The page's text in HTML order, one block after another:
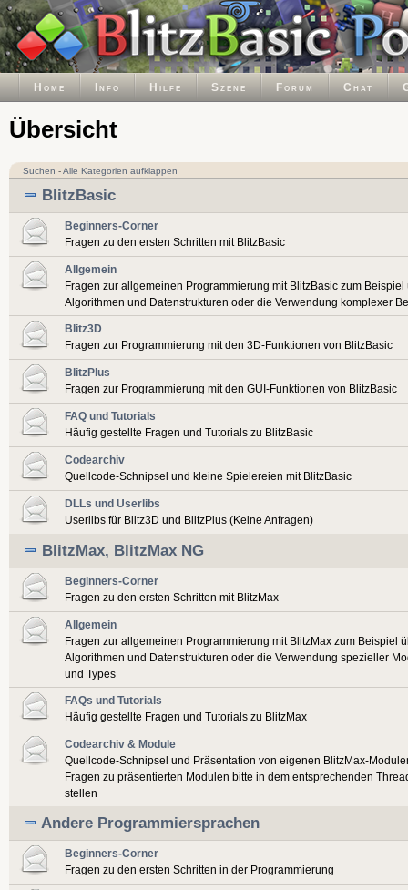
Home Info Hilfe Szene Forum Chat
Übersicht
Suchen -Alle Kategorien aufklappen
BlitzBasic
Beginners-Corner
Fragen zu den ersten Schritten mit BlitzBasic
Allgemein
Fragen zur allgemeinen Programmierung mit BlitzBasic zum Beispiel
Algorithmen und Datenstrukturen oder die Verwendung komplexer
Blitz3D
Fragen zur Programmierung mit den 3D-Funktionen von BlitzBasic
BlitzPlus
Fragen zur Programmierung mit den GUI-Funktionen von BlitzBasic
FAQ und Tutorials
Häufig gestellte Fragen und Tutorials zu BlitzBasic
Codearchiv
Quellcode-Schnipsel und kleine Spielereien mit BlitzBasic
DLLs und Userlibs
Userlibs für Blitz3D und BlitzPlus (Keine Anfragen)
BlitzMax, BlitzMax NG
Beginners-Corner
Fragen zu den ersten Schritten mit BlitzMax
Allgemein
Fragen zur allgemeinen Programmierung mit BlitzMax zum Beispiel
Algorithmen und Datenstrukturen oder die Verwendung spezieller
und Types
FAQs und Tutorials
Häufig gestellte Fragen und Tutorials zu BlitzMax
Codearchiv & Module
Quellcode-Schnipsel und Präsentation von eigenen BlitzMax-
Fragen zu präsentierten Modulen bitte in dem entsprechenden
stellen
Andere Programmiersprachen
Beginners-Corner
Fragen zu den ersten Schritten in der Programmierung